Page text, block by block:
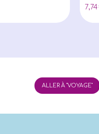
7,74
ALLER À "VOYAGE"